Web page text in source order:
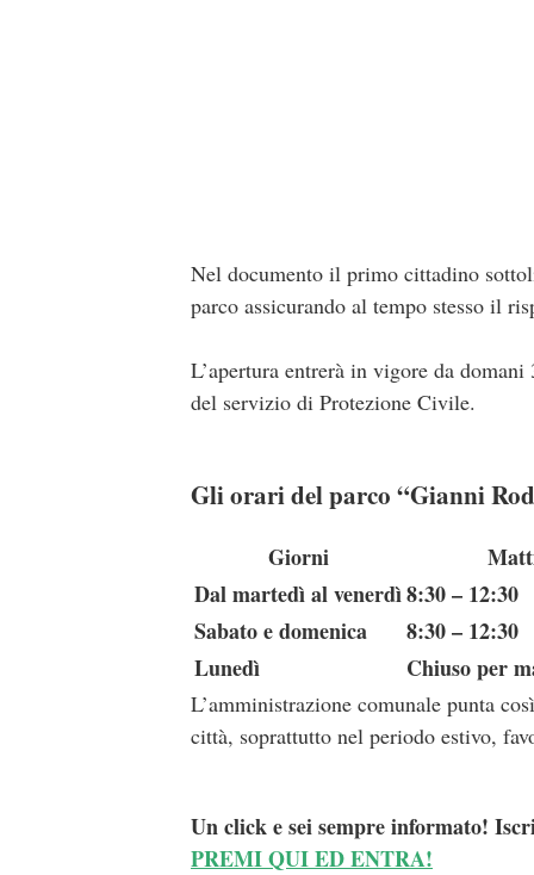
Nel documento il primo cittadino
parco assicurando al tempo stesso il
L’apertura entrerà in vigore da
del servizio di Protezione Civile.
Gli orari del parco “Gianni
Giorni
Dal martedì al venerdì8:30 – 12:30
Sabato e domenica
8:30 – 12:30
Lunedì
Chiuso per
L’amministrazione comunale punta
città, soprattutto nel periodo estivo,
Un click e sei sempre informato!
PREMI QUI ED ENTRA!